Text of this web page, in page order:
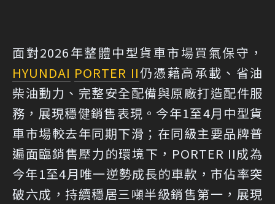
面對2026年整體中型貨車市場買氣保守，
HYUNDAI PORTER II仍憑藉高承載、省油
柴油動力、完整安全配備與原廠打造配件服
務，展現穩健銷售表現。今年1至4月中型貨
車市場較去年同期下滑；在同級主要品牌普
遍面臨銷售壓力的環境下，PORTER II成為
今年1至4月唯一逆勢成長的車款，市佔率突
破六成，持續穩居三噸半級銷售第一，展現